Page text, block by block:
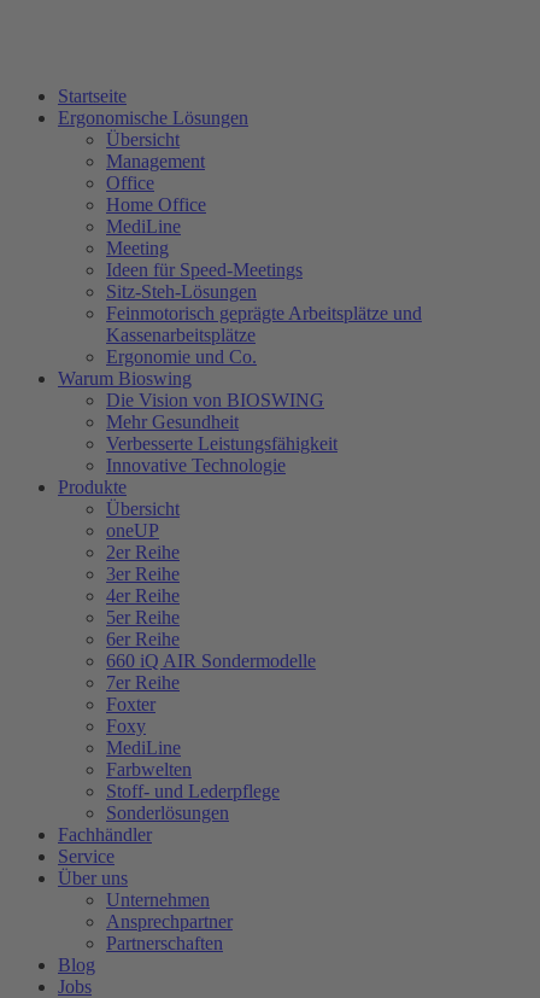
Startseite
Ergonomische Lösungen
Übersicht
Management
Office
Home Office
MediLine
Meeting
Ideen für Speed-Meetings
Sitz-Steh-Lösungen
Feinmotorisch geprägte Arbeitsplätze und
Kassenarbeitsplätze
Ergonomie und Co.
Warum Bioswing
Die Vision von BIOSWING
Mehr Gesundheit
Verbesserte Leistungsfähigkeit
Innovative Technologie
Produkte
Übersicht
oneUP
2er Reihe
3er Reihe
4er Reihe
5er Reihe
6er Reihe
660 iQ AIR Sondermodelle
7er Reihe
Foxter
Foxy
MediLine
Farbwelten
Stoff- und Lederpflege
Sonderlösungen
Fachhändler
Service
Über uns
Unternehmen
Ansprechpartner
Partnerschaften
Blog
Jobs